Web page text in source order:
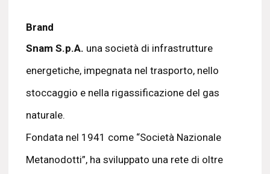
Brand
Snam S.p.A. una società di infrastrutture
energetiche, impegnata nel trasporto, nello
stoccaggio e nella rigassificazione del gas
naturale.
Fondata nel 1941 come “Società Nazionale
Metanodotti”, ha sviluppato una rete di oltre